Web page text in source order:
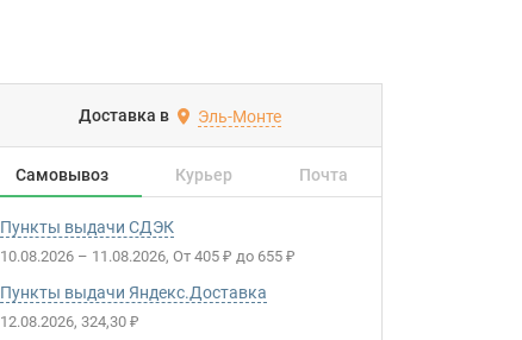
Доставка в Эль-Монте
Самовывоз Курьер Почта
Пункты выдачи СДЭК
10.08.2026 – 11.08.2026 От 405₽ до 655₽
Пункты выдачи Яндекс.Доставка
12.08.2026 324,30₽